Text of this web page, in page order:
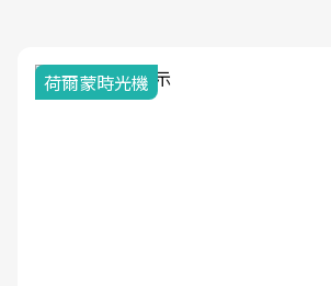
荷爾蒙時光機